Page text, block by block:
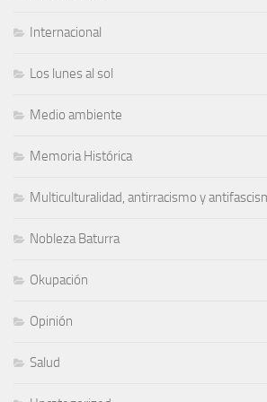
Internacional
Los lunes al sol
Medio ambiente
Memoria Histórica
Multiculturalidad, antirracismo y
Nobleza Baturra
Okupación
Opinión
Salud